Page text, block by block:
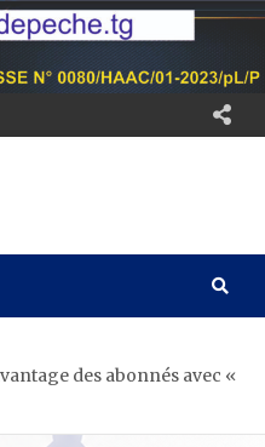
des abonnés avec «